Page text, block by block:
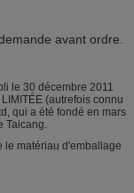
avant ordre.
le 30 décembre 2011
(autrefois connu
qui a été fondé en mars
le matériau d'emballage